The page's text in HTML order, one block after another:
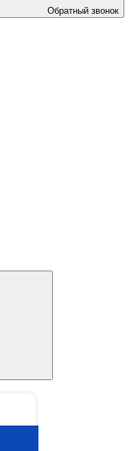
Обратный звонок